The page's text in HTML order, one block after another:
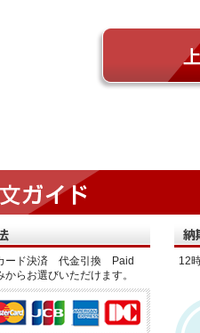
ード決済 代金引換 Paid
からお選びいただけます。
12